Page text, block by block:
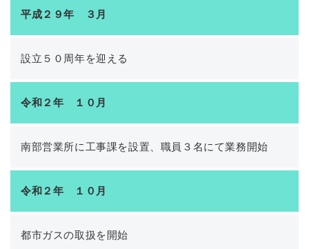
平成２９年 ３月
設立５０周年を迎える
令和２年 １０月
南部営業所に工事課を設置、職員３名にて業務開始
令和２年 １０月
都市ガスの取扱を開始